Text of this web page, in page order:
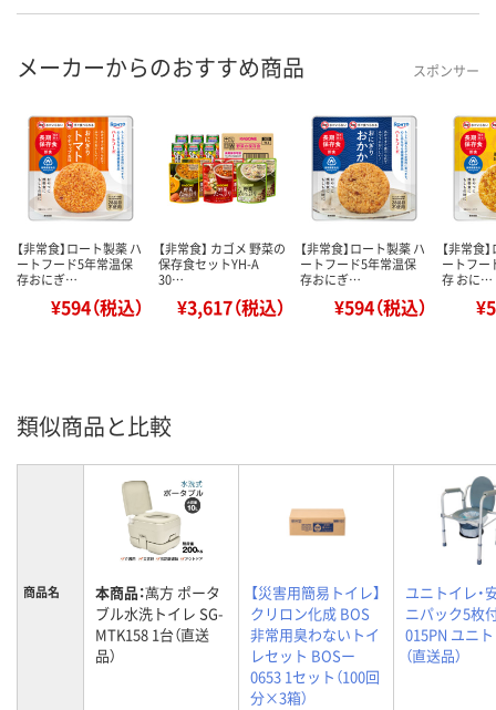
メーカーからのおすすめ商品 スポンサー
【非常食】ロート製薬 ハ
ートフード5年常温保
存おにぎ…
¥594（税込）
【非常食】 カゴメ 野菜の
保存食セットYH-A
30…
¥3,617（税込）
【非常食】ロート製薬 ハ
ートフード5年常温保
存おにぎ…
¥594（税込）
【非常食
ートフー
存 おに…
類似商品と比較
商品名 本商品：萬方 ポータ
ブル水洗トイレ SG-
MTK158 1台（直送
品）
【災害用簡易トイレ】
クリロン化成 BOS
非常用臭わないトイ
レセット BOSー
0653 1セット（100回
分×3箱）
ユニトイレ・
ニパック5枚
015PN ユニ
（直送品）